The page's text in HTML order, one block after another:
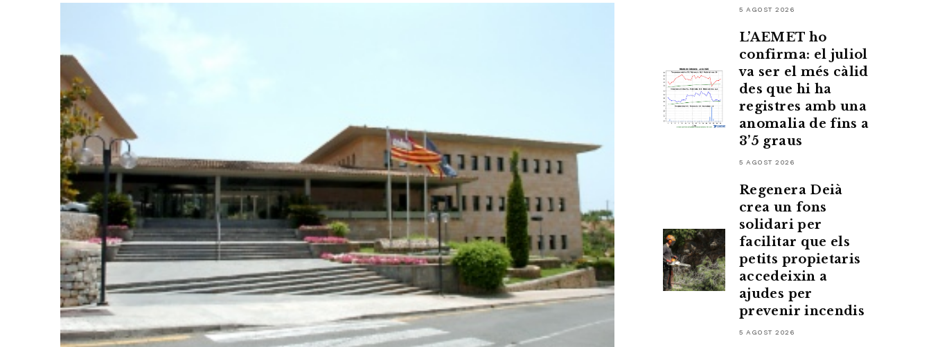
5 AGOST 2026
L’AEMET ho
confirma: el juliol
va ser el més càlid
des que hi ha
registres amb una
anomalia de fins a
3’5 graus
5 AGOST 2026
Regenera Deià
crea un fons
solidari per
facilitar que els
petits propietaris
accedeixin a
ajudes per
prevenir incendis
5 AGOST 2026